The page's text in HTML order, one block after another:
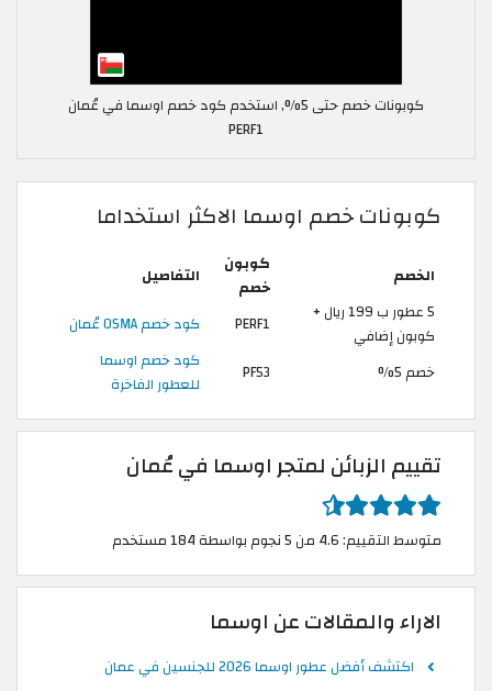
كوبونات خصم حتى 5%, استخدم كود خصم اوسما في عُمان
PERF1
كوبونات خصم اوسما الاكثر استخداما
الخصم
كوبون
خصم
التفاصيل
5 عطور ب 199 ريال +
كوبون إضافي
PERF1
كود خصم OSMA عُمان
خصم 5%
PF53
كود خصم اوسما
للعطور الفاخرة
تقييم الزبائن لمتجر اوسما في عُمان
متوسط التقييم: 4.6 من 5 نجوم بواسطة 184 مستخدم
الاراء والمقالات عن اوسما
اكتشف أفضل عطور اوسما 2026 للجنسين في عمان